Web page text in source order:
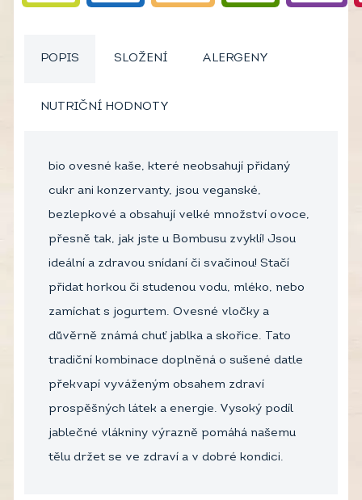
POPIS SLOŽENÍ ALERGENY
NUTRIČNÍ HODNOTY
bio ovesné kaše, které neobsahují přidaný
cukr ani konzervanty, jsou veganské,
bezlepkové a obsahují velké množství ovoce,
přesně tak, jak jste u Bombusu zvyklí! Jsou
ideální a zdravou snídaní či svačinou! Stačí
přidat horkou či studenou vodu, mléko, nebo
zamíchat s jogurtem. Ovesné vločky a
důvěrně známá chuť jablka a skořice. Tato
tradiční kombinace doplněná o sušené datle
překvapí vyváženým obsahem zdraví
prospěšných látek a energie. Vysoký podíl
jablečné vlákniny výrazně pomáhá našemu
tělu držet se ve zdraví a v dobré kondici.